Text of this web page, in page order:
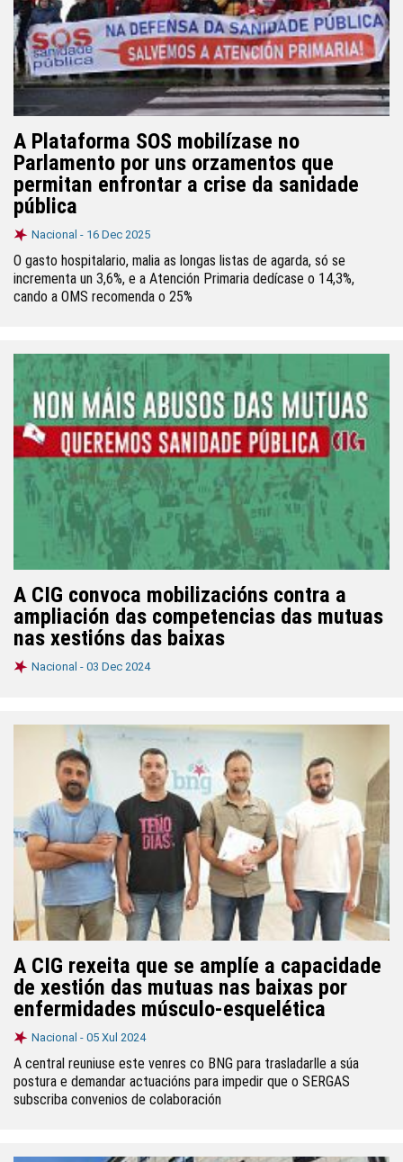
A Plataforma SOS mobilízase no
Parlamento por uns orzamentos que
permitan enfrontar a crise da sanidade
pública
Nacional - 16 Dec 2025
O gasto hospitalario, malia as longas listas de agarda, só se
incrementa un 3,6%, e a Atención Primaria dedícase o 14,3%,
cando a OMS recomenda o 25%
A CIG convoca mobilizacións contra a
ampliación das competencias das mutuas
nas xestións das baixas
Nacional - 03 Dec 2024
A CIG rexeita que se amplíe a capacidade
de xestión das mutuas nas baixas por
enfermidades músculo-esquelética
Nacional - 05 Xul 2024
A central reuniuse este venres co BNG para trasladarlle a súa
postura e demandar actuacións para impedir que o SERGAS
subscriba convenios de colaboración